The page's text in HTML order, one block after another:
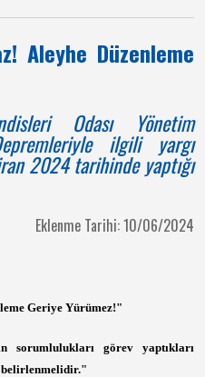
Aleyhe Düzenleme
Odası Yönetim
ilgili yargı
2024 tarihinde yaptığı
Eklenme Tarihi: 10/06/2024
Geriye Yürümez!"
sorumlulukları görev yaptıkları
belirlenmelidir."